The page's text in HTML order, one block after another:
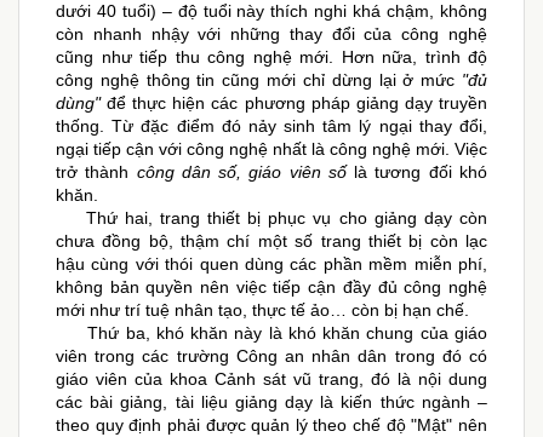
dưới 40 tuổi) – độ tuổi này thích nghi khá chậm, không
còn nhanh nhậy với những thay đổi của công nghệ
cũng như tiếp thu công nghệ mới. Hơn nữa, trình độ
công nghệ thông tin cũng mới chỉ dừng lại ở mức "đủ
dùng"để thực hiện các phương pháp giảng dạy truyền
thống. Từ đặc điểm đó nảy sinh tâm lý ngại thay đổi,
ngại tiếp cận với công nghệ nhất là công nghệ mới. Việc
trở thành công dân số, giáo viên số là tương đối khó
khăn.
Thứ hai, trang thiết bị phục vụ cho giảng dạy còn
chưa đồng bộ, thậm chí một số trang thiết bị còn lạc
hậu cùng với thói quen dùng các phần mềm miễn phí,
không bản quyền nên việc tiếp cận đầy đủ công nghệ
mới như trí tuệ nhân tạo, thực tế ảo… còn bị hạn chế.
Thứ ba, khó khăn này là khó khăn chung của giáo
viên trong các trường Công an nhân dân trong đó có
giáo viên của khoa Cảnh sát vũ trang, đó là nội dung
các bài giảng, tài liệu giảng dạy là kiến thức ngành –
theo quy định phải được quản lý theo chế độ "Mật" nên